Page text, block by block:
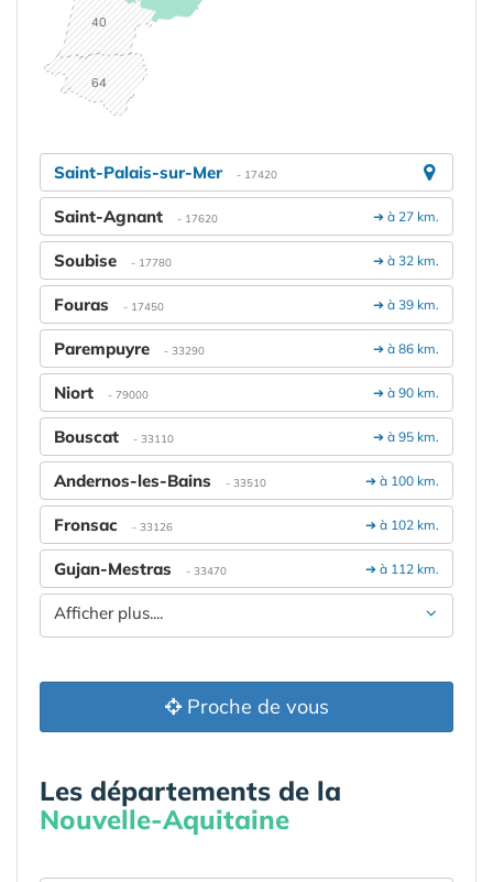
40
64
Saint-Palais-sur-Mer - 17420
➔ à 27 km.
Saint-Agnant - 17620
➔ à 32 km.
Soubise - 17780
➔ à 39 km.
Fouras - 17450
➔ à 86 km.
Parempuyre - 33290
➔ à 90 km.
Niort - 79000
➔ à 95 km.
Bouscat - 33110
➔ à 100 km.
Andernos-les-Bains - 33510
➔ à 102 km.
Fronsac - 33126
➔ à 112 km.
Gujan-Mestras - 33470
Afficher plus....
Proche de vous
Les départements de la
Nouvelle-Aquitaine